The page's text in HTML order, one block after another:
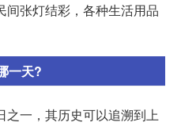
间张灯结彩，各种生活用品
一天?
之一，其历史可以追溯到上